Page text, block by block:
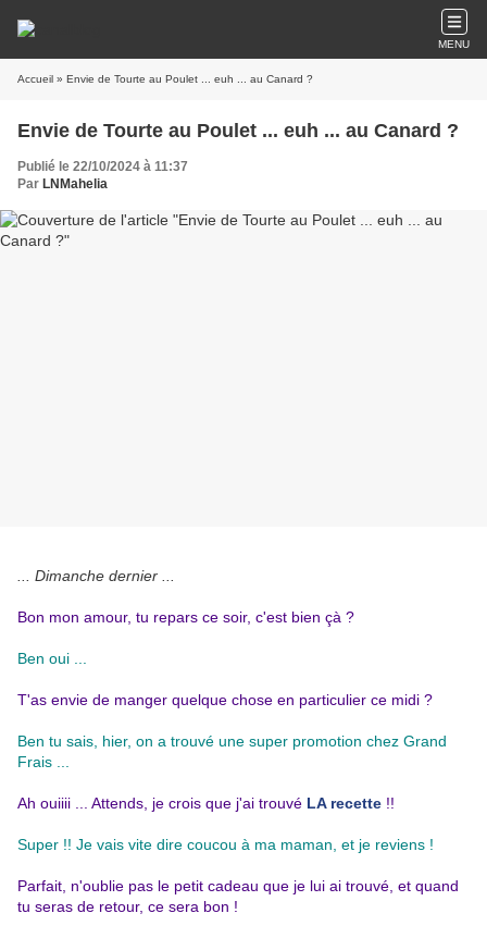
MENU
Accueil » Envie de Tourte au Poulet ... euh ... au Canard ?
Envie de Tourte au Poulet ... euh ... au Canard ?
Publié le 22/10/2024 à 11:37
Par LNMahelia
... Dimanche dernier ...
Bon mon amour, tu repars ce soir, c'est bien çà ?
Ben oui ...
T'as envie de manger quelque chose en particulier ce midi ?
Ben tu sais, hier, on a trouvé une super promotion chez Grand
Frais ...
Ah ouiiii ... Attends, je crois que j'ai trouvé LA recette !!
Super !! Je vais vite dire coucou à ma maman, et je reviens !
Parfait, n'oublie pas le petit cadeau que je lui ai trouvé, et quand
tu seras de retour, ce sera bon !